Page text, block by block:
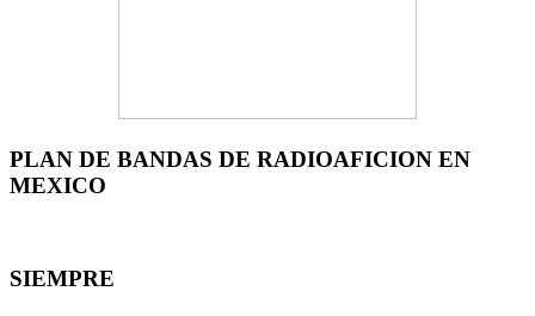
PLAN DE BANDAS DE RADIOAFICION EN
MEXICO
SIEMPRE